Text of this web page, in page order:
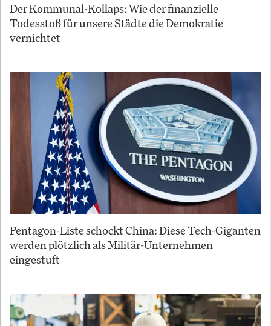
Der Kommunal-Kollaps: Wie der finanzielle
Todesstoß für unsere Städte die Demokratie
vernichtet
Pentagon-Liste schockt China: Diese Tech-Giganten
werden plötzlich als Militär-Unternehmen
eingestuft